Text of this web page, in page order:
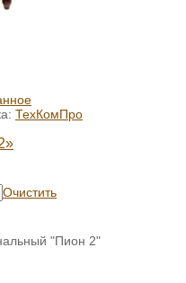
ТехКомПро
Очистить
"Пион 2"